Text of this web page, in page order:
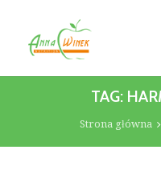
TAG:
Strona główna